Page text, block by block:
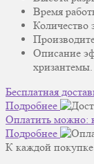
Время
Количество
Описание
Бесплатная
Подробнее
Оплатить можно:
Подробнее
К каждой покупке